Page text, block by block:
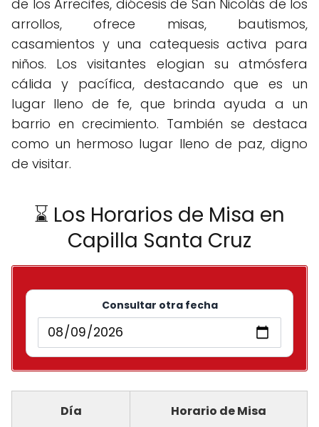
de los Arrecifes, diócesis de San Nicolás de los
arrollos, ofrece misas, bautismos,
casamientos y una catequesis activa para
niños. Los visitantes elogian su atmósfera
cálida y pacífica, destacando que es un
lugar lleno de fe, que brinda ayuda a un
barrio en crecimiento. También se destaca
como un hermoso lugar lleno de paz, digno
de visitar.
⌛ Los Horarios de Misa en
Capilla Santa Cruz
Consultar otra fecha
Día Horario de Misa